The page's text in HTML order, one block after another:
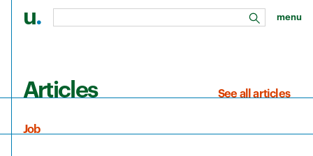
u. search
menu
Articles See all articles
Job